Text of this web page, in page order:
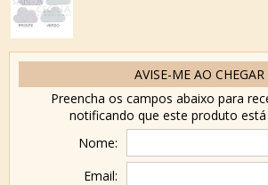
AVISE-ME AO CHEGAR
Preencha os campos abaixo para
notificando que este produto está
Nome:
Email: